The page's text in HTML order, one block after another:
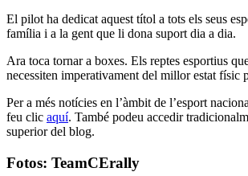
El pilot ha dedicat aquest títol a tots els seus
família i a la gent que li dona suport dia a dia.
Ara toca tornar a boxes. Els reptes esportius
necessiten imperativament del millor estat físic
Per a més notícies en l’àmbit de l’esport
feu clic aquí. També podeu accedir
superior del blog.
Fotos: TeamCErally